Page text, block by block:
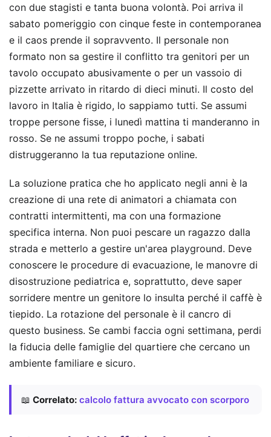
con due stagisti e tanta buona volontà. Poi arriva il
sabato pomeriggio con cinque feste in contemporanea
e il caos prende il sopravvento. Il personale non
formato non sa gestire il conflitto tra genitori per un
tavolo occupato abusivamente o per un vassoio di
pizzette arrivato in ritardo di dieci minuti. Il costo del
lavoro in Italia è rigido, lo sappiamo tutti. Se assumi
troppe persone fisse, i lunedì mattina ti manderanno in
rosso. Se ne assumi troppo poche, i sabati
distruggeranno la tua reputazione online.
La soluzione pratica che ho applicato negli anni è la
creazione di una rete di animatori a chiamata con
contratti intermittenti, ma con una formazione
specifica interna. Non puoi pescare un ragazzo dalla
strada e metterlo a gestire un'area playground. Deve
conoscere le procedure di evacuazione, le manovre di
disostruzione pediatrica e, soprattutto, deve saper
sorridere mentre un genitore lo insulta perché il caffè è
tiepido. La rotazione del personale è il cancro di
questo business. Se cambi faccia ogni settimana, perdi
la fiducia delle famiglie del quartiere che cercano un
ambiente familiare e sicuro.
📖 Correlato: calcolo fattura avvocato con scorporo